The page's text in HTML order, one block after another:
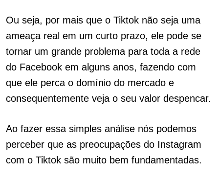
Ou seja, por mais que o Tiktok não seja uma
ameaça real em um curto prazo, ele pode se
tornar um grande problema para toda a rede
do Facebook em alguns anos, fazendo com
que ele perca o domínio do mercado e
consequentemente veja o seu valor despencar.
Ao fazer essa simples análise nós podemos
perceber que as preocupações do Instagram
com o Tiktok são muito bem fundamentadas.